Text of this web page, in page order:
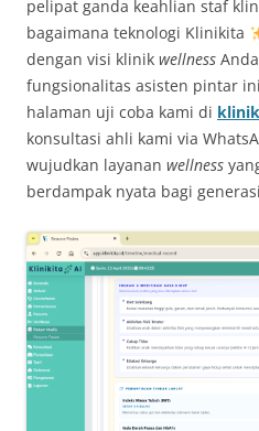
pelipat ganda keahlian staf
bagaimana teknologi Klinikita
dengan visi klinik wellness
fungsionalitas asisten pintar
halaman uji coba kami di
konsultasi ahli kami via
wujudkan layanan wellness
berdampak nyata bagi